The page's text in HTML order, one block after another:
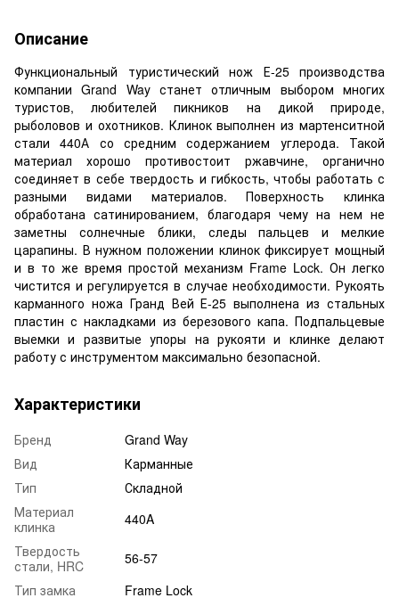
Описание
Функциональный туристический нож Е-25 производства
компании Grand Way станет отличным выбором многих
туристов, любителей пикников на дикой природе,
рыболовов и охотников. Клинок выполнен из мартенситной
стали 440А со средним содержанием углерода. Такой
материал хорошо противостоит ржавчине, органично
соединяет в себе твердость и гибкость, чтобы работать с
разными видами материалов. Поверхность клинка
обработана сатинированием, благодаря чему на нем не
заметны солнечные блики, следы пальцев и мелкие
царапины. В нужном положении клинок фиксирует мощный
и в то же время простой механизм Frame Lock. Он легко
чистится и регулируется в случае необходимости. Рукоять
карманного ножа Гранд Вей Е-25 выполнена из стальных
пластин с накладками из березового капа. Подпальцевые
выемки и развитые упоры на рукояти и клинке делают
работу с инструментом максимально безопасной.
Характеристики
Бренд
Grand Way
Вид
Карманные
Тип
Складной
Материал
клинка
440A
Твердость
стали, HRC
56-57
Тип замка
Frame Lock